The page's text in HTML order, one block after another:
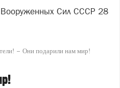
Сил СССР 28
Они подарили нам мир!